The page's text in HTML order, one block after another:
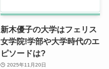
新木優子の大学はフェリス
女学院!学部や大学時代のエ
ピソードは?
2025年11月20日